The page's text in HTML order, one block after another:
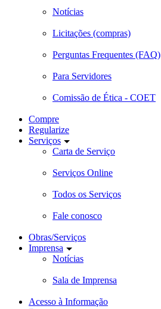
Notícias
Licitações (compras)
Perguntas Frequentes (FAQ)
Para Servidores
Comissão de Ética - COET
Compre
Regularize
Serviços
Carta de Serviço
Serviços Online
Todos os Serviços
Fale conosco
Obras/Serviços
Imprensa
Notícias
Sala de Imprensa
Acesso à Informação